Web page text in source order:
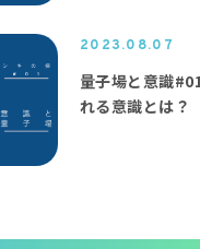
2023.08.07
量子場と意識
れる意識とは？